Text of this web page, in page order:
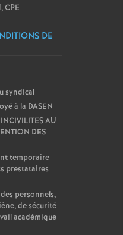
CPE
DE
syndical
à la DASEN
AU
DES
temporaire
prestataires
personnels,
de sécurité
académique